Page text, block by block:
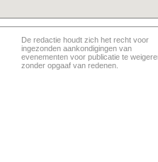
De redactie houdt zich het recht voor
ingezonden aankondigingen van
evenementen voor publicatie te
zonder opgaaf van redenen.